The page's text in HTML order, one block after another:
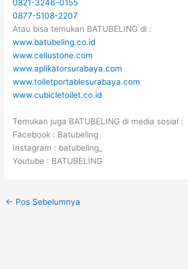
0821-3246-0155
0877-5108-2207
Atau bisa temukan BATUBELING di :
www.batubeling.co.id
www.cellustone.com
www.aplikatorsurabaya.com
www.toiletportablesurabaya.com
www.cubicletoilet.co.id
Temukan juga BATUBELING di media sosial :
Facebook : Batubeling
Instagram : batubeling_
Youtube : BATUBELING
← Pos Sebelumnya